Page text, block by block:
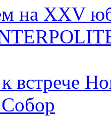
на XXV
встрече